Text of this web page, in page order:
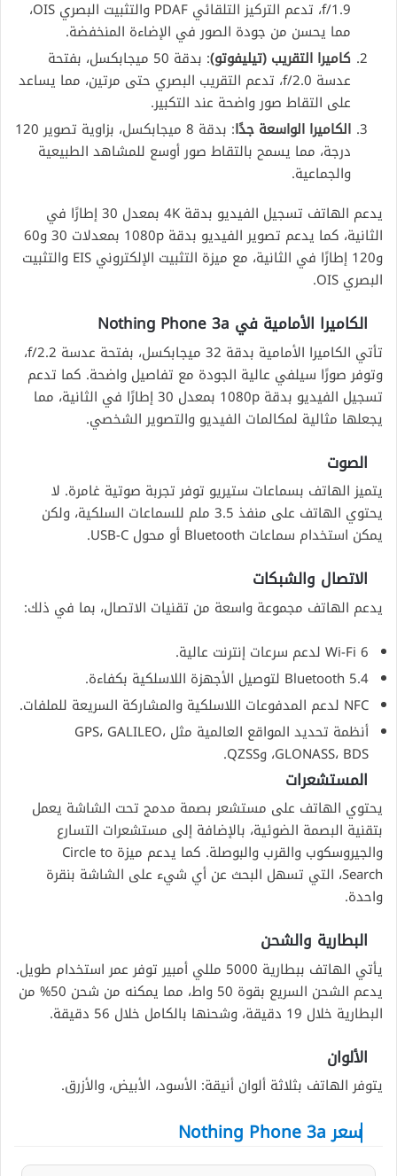
f/1.9، تدعم التركيز التلقائي PDAF والتثبيت البصري OIS،
مما يحسن من جودة الصور في الإضاءة المنخفضة.
كاميرا التقريب (تيليفوتو)
: بدقة 50 ميجابكسل، بفتحة
عدسة f/2.0، تدعم التقريب البصري حتى مرتين، مما يساعد
على التقاط صور واضحة عند التكبير.
الكاميرا الواسعة جدًا
: بدقة 8 ميجابكسل، بزاوية تصوير 120
درجة، مما يسمح بالتقاط صور أوسع للمشاهد الطبيعية
والجماعية.
يدعم الهاتف تسجيل الفيديو بدقة 4K بمعدل 30 إطارًا في
الثانية، كما يدعم تصوير الفيديو بدقة 1080p بمعدلات 30 و60
و120 إطارًا في الثانية، مع ميزة التثبيت الإلكتروني EIS والتثبيت
البصري OIS.
الكاميرا الأمامية في Nothing Phone 3a
تأتي الكاميرا الأمامية بدقة 32 ميجابكسل، بفتحة عدسة f/2.2،
وتوفر صورًا سيلفي عالية الجودة مع تفاصيل واضحة. كما تدعم
تسجيل الفيديو بدقة 1080p بمعدل 30 إطارًا في الثانية، مما
يجعلها مثالية لمكالمات الفيديو والتصوير الشخصي.
الصوت
يتميز الهاتف بسماعات ستيريو توفر تجربة صوتية غامرة. لا
يحتوي الهاتف على منفذ 3.5 ملم للسماعات السلكية، ولكن
يمكن استخدام سماعات Bluetooth أو محول USB-C.
الاتصال والشبكات
يدعم الهاتف مجموعة واسعة من تقنيات الاتصال، بما في ذلك:
Wi-Fi 6 لدعم سرعات إنترنت عالية.
Bluetooth 5.4 لتوصيل الأجهزة اللاسلكية بكفاءة.
NFC لدعم المدفوعات اللاسلكية والمشاركة السريعة للملفات.
أنظمة تحديد المواقع العالمية مثل GPS، GALILEO،
GLONASS، BDS، وQZSS.
المستشعرات
يحتوي الهاتف على مستشعر بصمة مدمج تحت الشاشة يعمل
بتقنية البصمة الضوئية، بالإضافة إلى مستشعرات التسارع
والجيروسكوب والقرب والبوصلة. كما يدعم ميزة Circle to
Search، التي تسهل البحث عن أي شيء على الشاشة بنقرة
واحدة.
البطارية والشحن
يأتي الهاتف ببطارية 5000 مللي أمبير توفر عمر استخدام طويل.
يدعم الشحن السريع بقوة 50 واط، مما يمكنه من شحن 50% من
البطارية خلال 19 دقيقة، وشحنها بالكامل خلال 56 دقيقة.
الألوان
يتوفر الهاتف بثلاثة ألوان أنيقة: الأسود، الأبيض، والأزرق.
سعر Nothing Phone 3a